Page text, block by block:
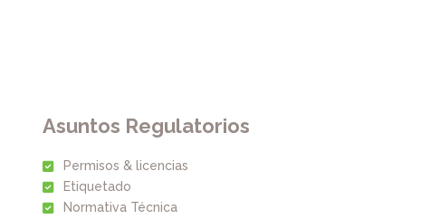
Asuntos Regulatorios
Permisos & licencias
Etiquetado
Normativa Técnica